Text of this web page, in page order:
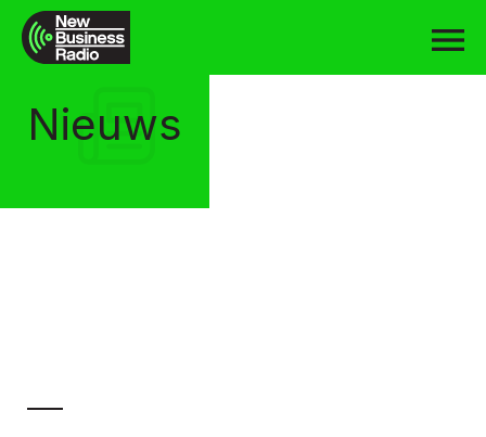
Nieuws